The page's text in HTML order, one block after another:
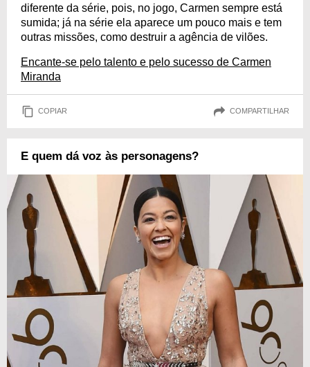
diferente da série, pois, no jogo, Carmen sempre está
sumida; já na série ela aparece um pouco mais e tem
outras missões, como destruir a agência de vilões.
Encante-se pelo talento e pelo sucesso de Carmen
Miranda
COPIAR COMPARTILHAR
E quem dá voz às personagens?